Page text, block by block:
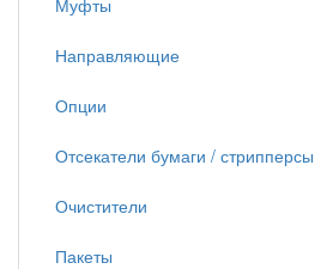
Муфты
Направляющие
Опции
Отсекатели бумаги / стрипперсы
Очистители
Пакеты